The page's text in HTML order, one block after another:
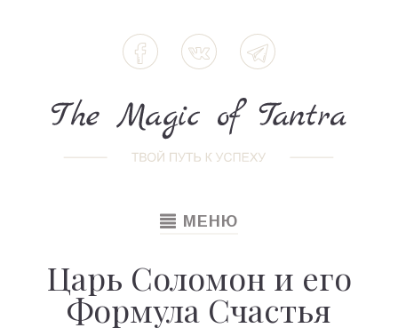
TOGGLE
МЕНЮ
Царь Соломон и его
Формула Счастья